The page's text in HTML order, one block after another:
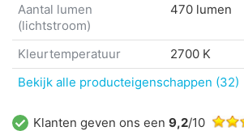
Aantal lumen
(lichtstroom)
470 lumen
Kleurtemperatuur
2700 K
Bekijk alle producteigenschappen (32)
Klanten geven ons een 9,2/10